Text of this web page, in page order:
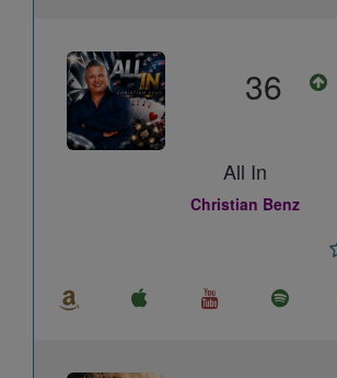
36
All In
Christian Benz